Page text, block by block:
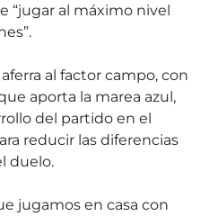
“jugar al máximo nivel
al factor campo, con
aporta la marea azul,
del partido en el
reducir las diferencias
duelo.
jugamos en casa con